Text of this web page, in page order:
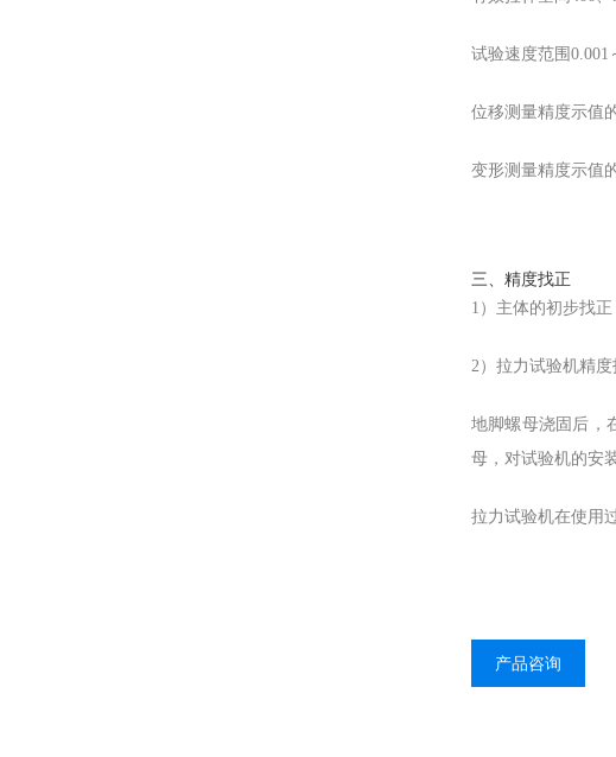
试验速度范围0.001
位移测量精度示值
变形测量精度示值
三、精度找正
1）主体的初步找正
2）拉力试验机精度
地脚螺母浇固后，
母，对试验机的安
拉力试验机在使用
产品咨询